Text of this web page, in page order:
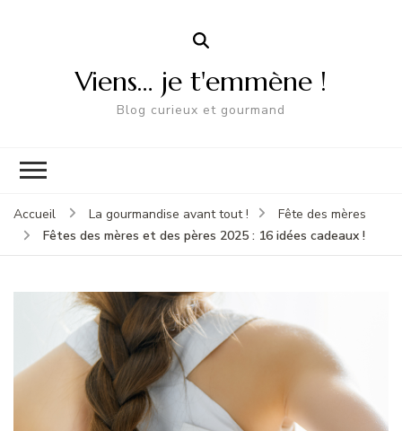
Viens… je t'emmène !
Blog curieux et gourmand
Accueil La gourmandise avant tout !
Fête des mères
Fêtes des mères et des pères 2025 : 16 idées cadeaux !